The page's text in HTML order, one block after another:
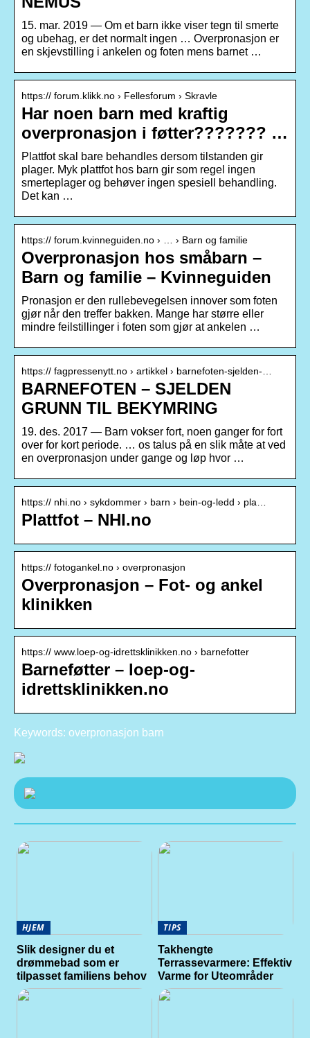
15. mar. 2019 — Om et barn ikke viser tegn til smerte
og ubehag, er det normalt ingen … Overpronasjon er
en skjevstilling i ankelen og foten mens barnet …
https:// forum.klikk.no › Fellesforum › Skravle
Har noen barn med kraftig
overpronasjon i føtter??????? …
Plattfot skal bare behandles dersom tilstanden gir
plager. Myk plattfot hos barn gir som regel ingen
smerteplager og behøver ingen spesiell behandling.
Det kan …
https:// forum.kvinneguiden.no › … › Barn og familie
Overpronasjon hos småbarn –
Barn og familie – Kvinneguiden
Pronasjon er den rullebevegelsen innover som foten
gjør når den treffer bakken. Mange har større eller
mindre feilstillinger i foten som gjør at ankelen …
https:// fagpressenytt.no › artikkel › barnefoten-sjelden-…
BARNEFOTEN – SJELDEN
GRUNN TIL BEKYMRING
19. des. 2017 — Barn vokser fort, noen ganger for fort
over for kort periode. … os talus på en slik måte at ved
en overpronasjon under gange og løp hvor …
https:// nhi.no › sykdommer › barn › bein-og-ledd › pla…
Plattfot – NHI.no
https:// fotogankel.no › overpronasjon
Overpronasjon – Fot- og ankel
klinikken
https:// www.loep-og-idrettsklinikken.no › barnefotter
Barneføtter – loep-og-
idrettsklinikken.no
Keywords: overpronasjon barn
HJEM
Slik designer du et
drømmebad som er
tilpasset familiens behov
TIPS
Takhengte
Terrassevarmere: Effektiv
Varme for Uteområder